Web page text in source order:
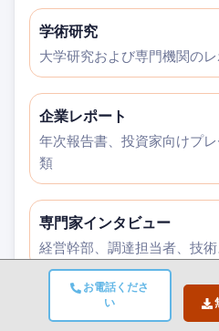
お電話くださ
い
学術研究
大学研究および専門機関のレ
企業レポート
年次報告書、投資家向けプ
類
専門家インタビュー
経営幹部、調達担当者、技
GMIアーカイブ